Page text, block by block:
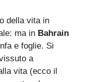
della vita in
ma in Bahrain
e foglie. Si
a
vita (ecco il